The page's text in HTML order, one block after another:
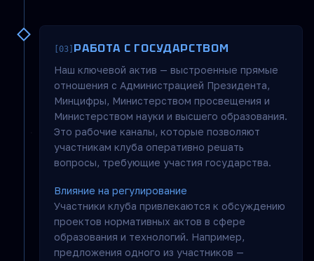
[03] РАБОТА С ГОСУДАРСТВОМ
Наш ключевой актив — выстроенные прямые
отношения с Администрацией Президента,
Минцифры, Министерством просвещения и
Министерством науки и высшего образования.
Это рабочие каналы, которые позволяют
участникам клуба оперативно решать
вопросы, требующие участия государства.
Влияние на регулирование
Участники клуба привлекаются к обсуждению
проектов нормативных актов в сфере
образования и технологий. Например,
предложения одного из участников —